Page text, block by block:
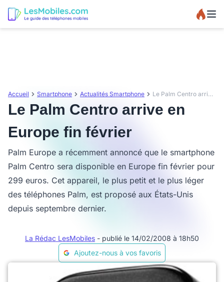
Accueil Smartphone Actualités Smartphone Le Palm Centro arrive en Europe fin février
Le Palm Centro arrive en
Europe fin février
Palm Europe a récemment annoncé que le smartphone
Palm Centro sera disponible en Europe fin février pour
299 euros. Cet appareil, le plus petit et le plus léger
des téléphones Palm, est proposé aux États-Unis
depuis septembre dernier.
La Rédac LesMobiles - publié le 14/02/2008 à 18h50
Ajoutez-nous à vos favoris